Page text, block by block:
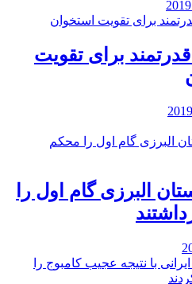
قدرتمند برای تقویت
البرزی گام اول را